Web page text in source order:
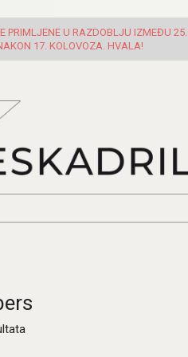
PRIMLJENE U RAZDOBLJU IZMEĐU
17. KOLOVOZA. HVALA!